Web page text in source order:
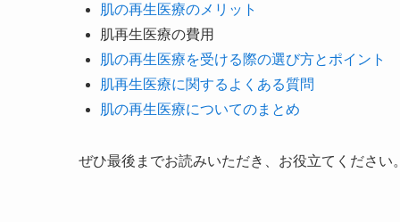
肌の再生医療のメリット
肌再生医療の費用
肌の再生医療を受ける際の選び方とポイント
肌再生医療に関するよくある質問
肌の再生医療についてのまとめ
ぜひ最後までお読みいただき、お役立てください。